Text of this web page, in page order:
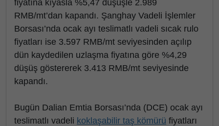
fiyatına kıyasla %5,47 düşüşle 2.989
RMB/mt’dan kapandı. Şanghay Vadeli İşlemler
Borsası’nda ocak ayı teslimatlı vadeli sıcak rulo
fiyatları ise 3.597 RMB/mt seviyesinden açılıp
dün kaydedilen uzlaşma fiyatına göre %4,29
düşüş göstererek 3.413 RMB/mt seviyesinde
kapandı.
Bugün Dalian Emtia Borsası’nda (DCE) ocak ayı
teslimatlı vadeli koklaşabilir taş kömürü fiyatları